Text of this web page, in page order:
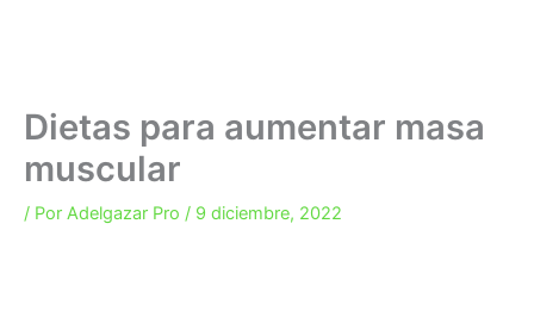
Dietas para aumentar masa
muscular
/ Por Adelgazar Pro / 9 diciembre, 2022